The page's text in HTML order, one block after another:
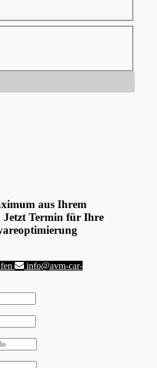
aus Ihrem
Jetzt Termin für Ihre
info@avm-car-